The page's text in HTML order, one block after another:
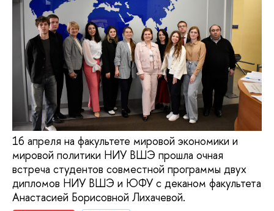
16 апреля на факультете мировой экономики и
мировой политики НИУ ВШЭ прошла очная
встреча студентов совместной программы двух
дипломов НИУ ВШЭ и ЮФУ с деканом факультета
Анастасией Борисовной Лихачевой.